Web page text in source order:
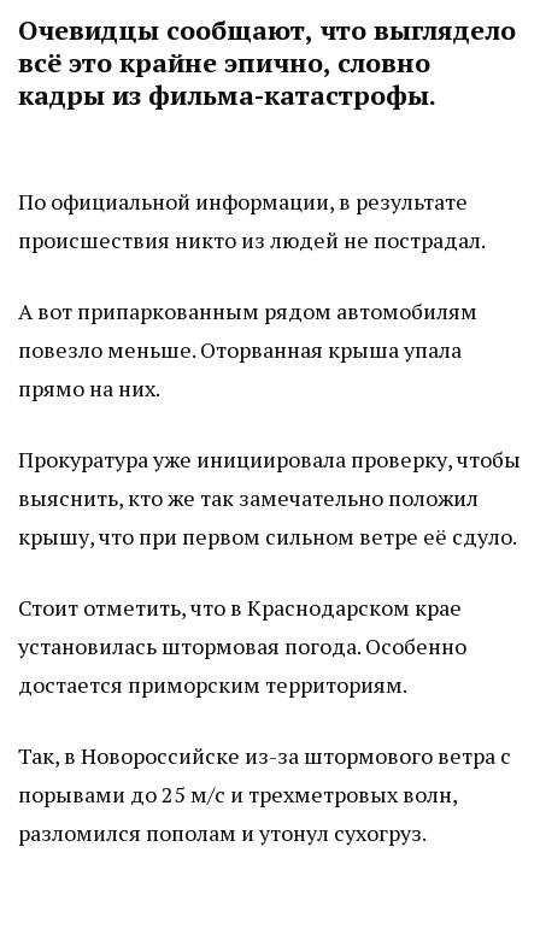
Очевидцы сообщают, что выглядело
всё это крайне эпично, словно
кадры из фильма-катастрофы.
По официальной информации, в результате
происшествия никто из людей не пострадал.
А вот припаркованным рядом автомобилям
повезло меньше. Оторванная крыша упала
прямо на них.
Прокуратура уже инициировала проверку, чтобы
выяснить, кто же так замечательно положил
крышу, что при первом сильном ветре её сдуло.
Стоит отметить, что в Краснодарском крае
установилась штормовая погода. Особенно
достается приморским территориям.
Так, в Новороссийске из-за штормового ветра с
порывами до 25 м/с и трехметровых волн,
разломился пополам и утонул сухогруз.